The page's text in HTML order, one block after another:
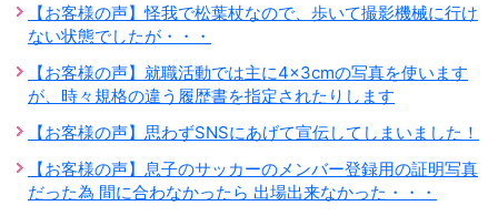
【お客様の声】怪我で松葉杖なので、歩いて撮影機械に行け
ない状態でしたが・・・
【お客様の声】就職活動では主に4×3cmの写真を使います
が、時々規格の違う履歴書を指定されたりします
【お客様の声】思わずSNSにあげて宣伝してしまいました！
【お客様の声】息子のサッカーのメンバー登録用の証明写真
だった為 間に合わなかったら 出場出来なかった・・・